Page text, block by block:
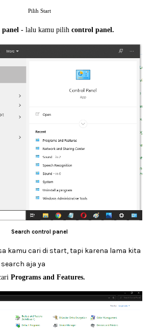
Pilih Start
- lalu kamu pilih control panel.
Search control panel
kamu cari di start, tapi karena lama kita
aja ya
Programs and Features.